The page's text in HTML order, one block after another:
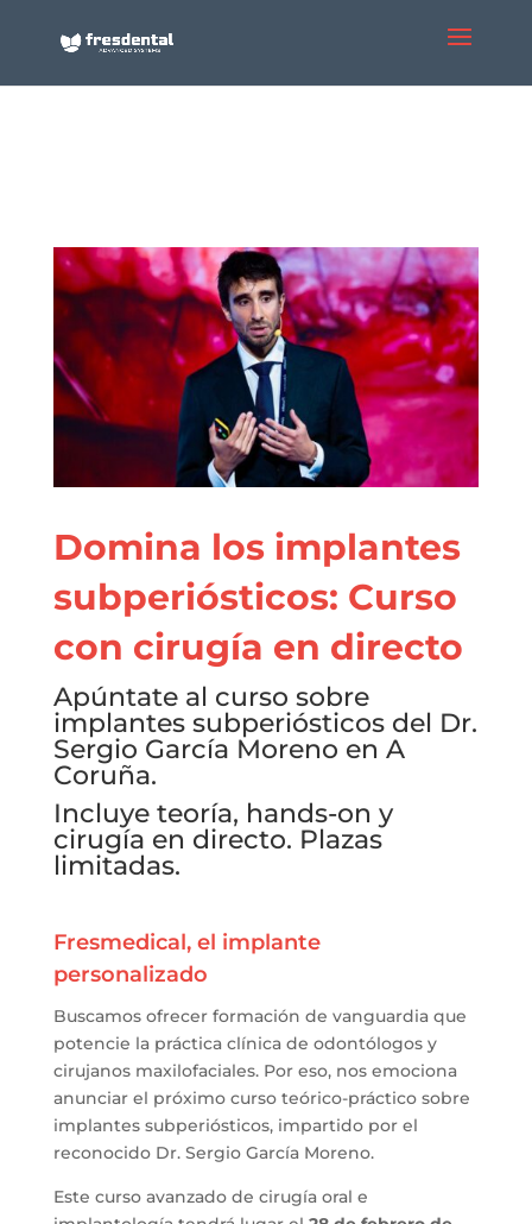
Domina los implantes
subperiósticos: Curso
con cirugía en directo
Apúntate al curso sobre
implantes subperiósticos del Dr.
Sergio García Moreno en A
Coruña.
Incluye teoría, hands-on y
cirugía en directo. Plazas
limitadas.
Fresmedical, el implante
personalizado
Buscamos ofrecer formación de vanguardia que
potencie la práctica clínica de odontólogos y
cirujanos maxilofaciales. Por eso, nos emociona
anunciar el próximo curso teórico-práctico sobre
implantes subperiósticos, impartido por el
reconocido Dr. Sergio García Moreno.
Este curso avanzado de cirugía oral e